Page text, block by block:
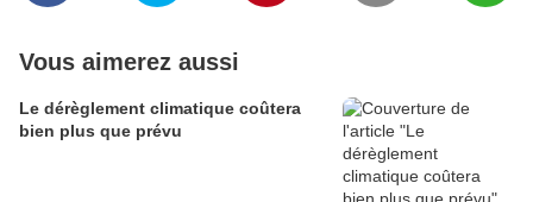
Vous aimerez aussi
Le dérèglement climatique coûtera
bien plus que prévu